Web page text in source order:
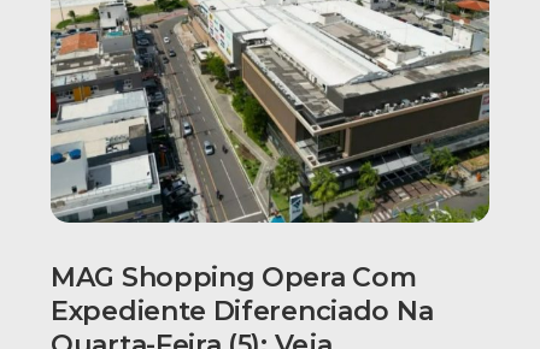
MAG Shopping Opera Com
Expediente Diferenciado Na